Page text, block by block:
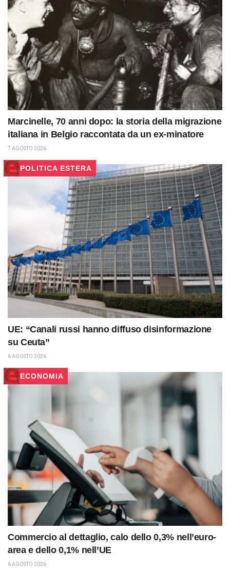
Marcinelle, 70 anni dopo: la storia della migrazione
italiana in Belgio raccontata da un ex-minatore
7 AGOSTO 2026
POLITICA ESTERA
UE: “Canali russi hanno diffuso disinformazione
su Ceuta”
6 AGOSTO 2026
ECONOMIA
Commercio al dettaglio, calo dello 0,3% nell’euro-
area e dello 0,1% nell’UE
6 AGOSTO 2026